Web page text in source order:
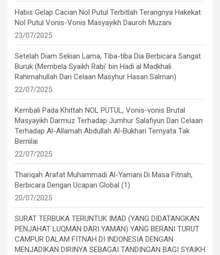
Habis Gelap Cacian Nol Putul Terbitlah Terangnya Hakekat
Nol Putul Vonis-Vonis Masyayikh Dauroh Muzani
23/07/2025
Setelah Diam Sekian Lama, Tiba-tiba Dia Berbicara Sangat
Buruk (Membela Syaikh Rabi’ bin Hadi al Madkhali
Rahimahullah Dari Celaan Masyhur Hasan Salman)
22/07/2025
Kembali Pada Khittah NOL PUTUL, Vonis-vonis Brutal
Masyayikh Darmuz Terhadap Jumhur Salafiyun Dan Celaan
Terhadap Al-Allamah Abdullah Al-Bukhari Ternyata Tak
Bernilai
22/07/2025
Thariqah Arafat Muhammadi Al-Yamani Di Masa Fitnah,
Berbicara Dengan Ucapan Global (1)
20/07/2025
SURAT TERBUKA TERUNTUK IMAD (YANG DIDATANGKAN
PENJAHAT LUQMAN DARI YAMAN) YANG BERANI TURUT
CAMPUR DALAM FITNAH DI INDONESIA DENGAN
MENJADIKAN DIRINYA SEBAGAI TANDINGAN BAGI SYAIKH